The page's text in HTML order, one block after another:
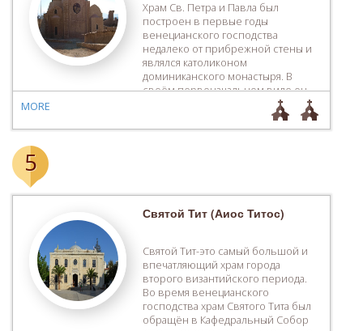
Храм Св. Петра и Павла был
построен в первые годы
венецианского господства
недалеко от прибрежной стены и
являлся католиконом
доминиканского монастыря. В
своём первоначальном виде он
представлял собой однонефный
храм с деревянным сводом,
постепенно к нему пристроили
итальянских зданий 13-го […]
MORE
5
Святой Тит (Аиос Титос)
Святой Тит-это самый большой и
впечатляющий храм города
второго византийского периода.
Во время венецианского
господства храм Святого Тита был
обращён в Кафедральный Собор